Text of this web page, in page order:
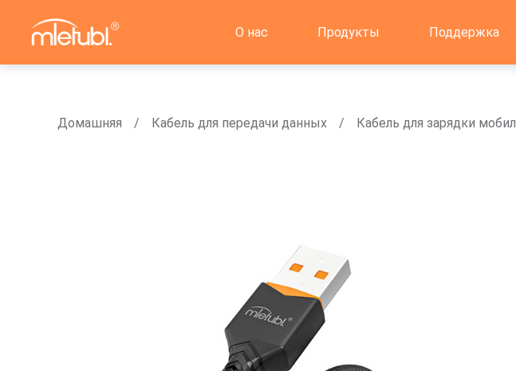
О нас Продукты Поддержка
Домашняя Кабель для передачи данных Кабель для зарядки